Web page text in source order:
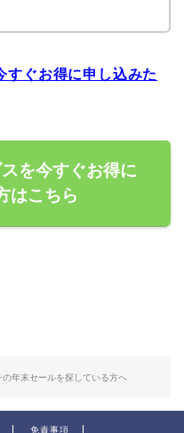
すぐお得に申し込みた
を今すぐお得に
はこちら
の年末セールを探している方へ
免責事項